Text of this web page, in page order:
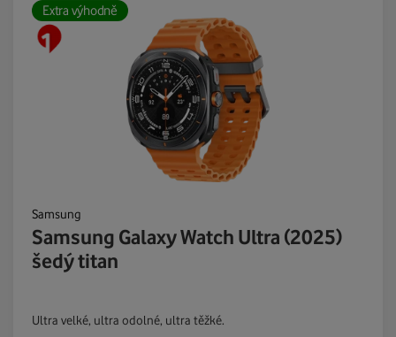
Extra výhodně
Samsung
Samsung Galaxy Watch Ultra (2025)
šedý titan
Ultra velké, ultra odolné, ultra těžké.